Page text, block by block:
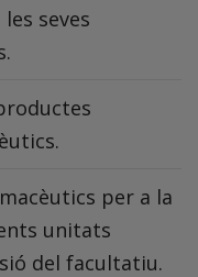
seves
per a la
unitats
del facultatiu.